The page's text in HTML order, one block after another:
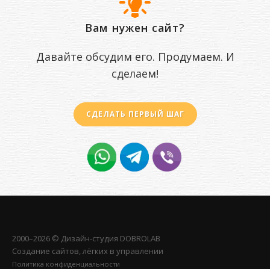
Вам нужен сайт?
Давайте обсудим его. Продумаем. И
сделаем!
СДЕЛАТЬ ПЕРВЫЙ ШАГ
2000–2026 © Дизайн-студия DOBROLAB
Создание сайтов, лёгких в управлении
Политика конфиденциальности